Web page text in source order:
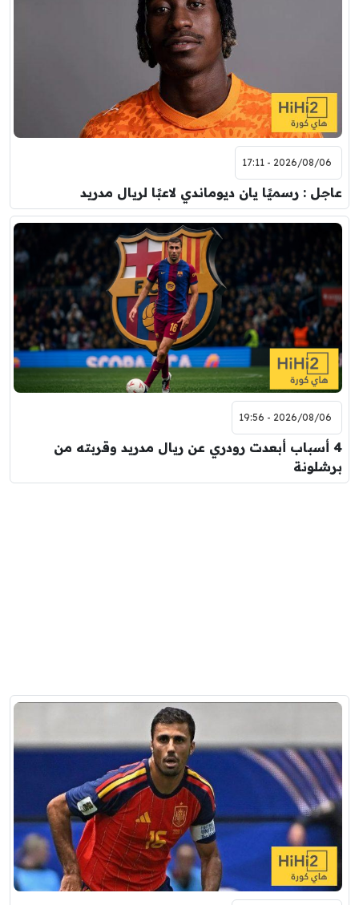
2026/08/06 - 17:11
عاجل : رسميًا يان ديوماندي لاعبًا لريال مدريد
2026/08/06 - 19:56
4 أسباب أبعدت رودري عن ريال مدريد وقربته من
برشلونة